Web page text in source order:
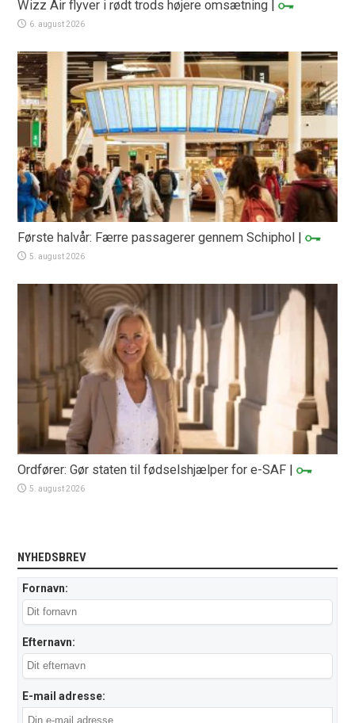
Wizz Air flyver i rødt trods højere omsætning |
6. august 2026
Første halvår: Færre passagerer gennem Schiphol |
5. august 2026
Ordfører: Gør staten til fødselshjælper for e-SAF |
5. august 2026
NYHEDSBREV
Fornavn:
Efternavn:
E-mail adresse: